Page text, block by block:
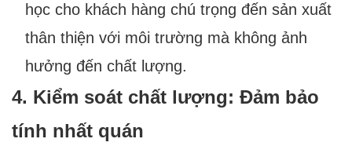
học cho khách hàng chú trọng đến sản xuất
thân thiện với môi trường mà không ảnh
hưởng đến chất lượng.
4. Kiểm soát chất lượng: Đảm bảo
tính nhất quán